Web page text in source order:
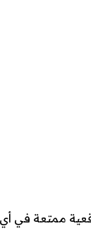
ممتعة في